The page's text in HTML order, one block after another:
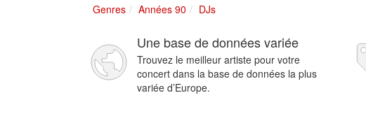
Genres Années 90 DJs
Une base de données variée
Trouvez le meilleur artiste pour votre
concert dans la base de données la plus
variée d’Europe.